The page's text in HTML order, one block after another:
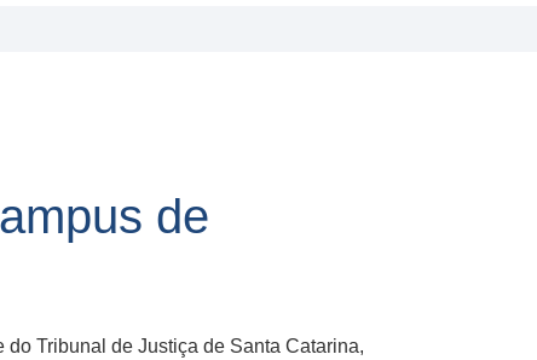
de
Tribunal de Justiça de Santa Catarina,